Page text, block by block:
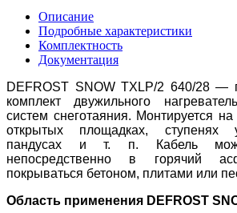
Описание
Подробные характеристики
Комплектность
Документация
DEFROST SNOW TXLP/2 640/28 —
комплект двужильного
систем снеготаяния. Монтируется
открытых площадках, ступенях
пандусах и т. п. Кабель
непосредственно в горячий
покрываться бетоном, плитами или
Область применения DEFROST